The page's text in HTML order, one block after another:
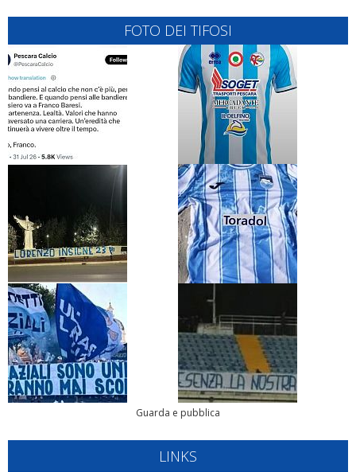
FOTO DEI TIFOSI
Guarda e pubblica
LINKS